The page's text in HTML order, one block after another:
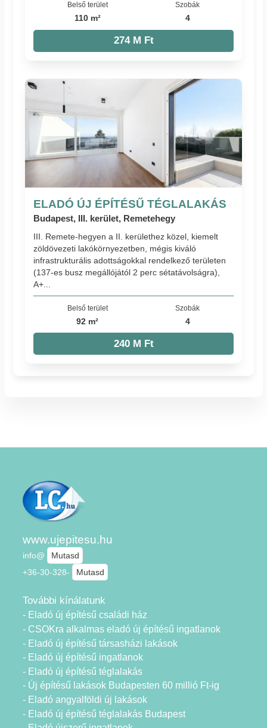
Belső terület
110 m²
Szobák
4
274 M Ft
ELADÓ ÚJ ÉPÍTÉSŰ TÉGLALAKÁS
Budapest, III. kerület, Remetehegy
III. Remete-hegyen a II. kerülethez közel, kiemelt
zöldövezeti lakókörnyezetben, mégis kiváló
infrastrukturális adottságokkal rendelkező területen
(137-es busz megállójától 2 perc sétatávolságra),
A+...
Belső terület
92 m²
Szobák
4
240 M Ft
www.ujepitesu.hu
info@
Mutasd
+36-30-328-
Mutasd
További kínálatunk
- Eladó új építésű családi ház
- CSOKra alkalmas eladó új építésű ingatlanok
- Eladó új építésű társasházi lakások
- Eladó új építésű ingatlanok
- Eladó új építésű téglalakás
- Új építésű lakások Budapesten 60 millió Ft-ig
- Eladó angyalföldi új lakások
- Eladó új építésű téglalakás Budapest